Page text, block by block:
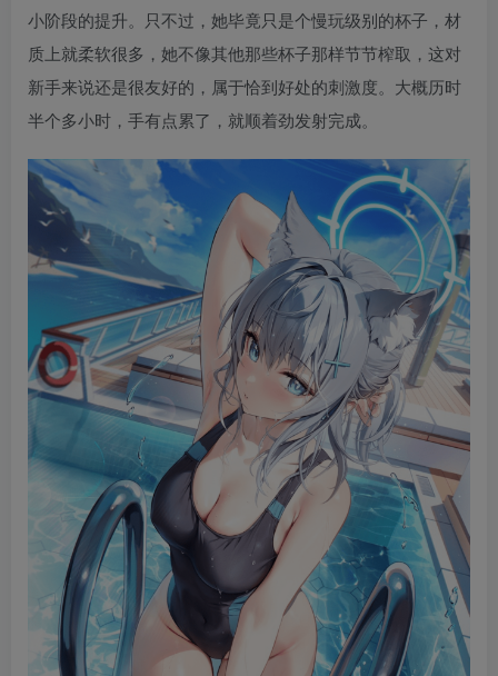
小阶段的提升。只不过，她毕竟只是个慢玩级别的杯子，材
质上就柔软很多，她不像其他那些杯子那样节节榨取，这对
新手来说还是很友好的，属于恰到好处的刺激度。大概历时
半个多小时，手有点累了，就顺着劲发射完成。